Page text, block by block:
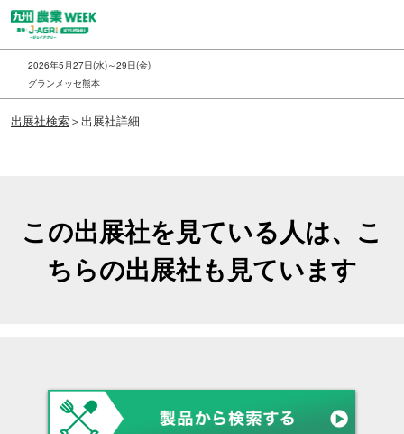
ス
キ
ッ
し
て
2026年5月27日(水)～29日(金)
グランメッセ熊本
出展社検索＞出展社詳細
この出展社を見ている人は、こ
ちらの出展社も見ています